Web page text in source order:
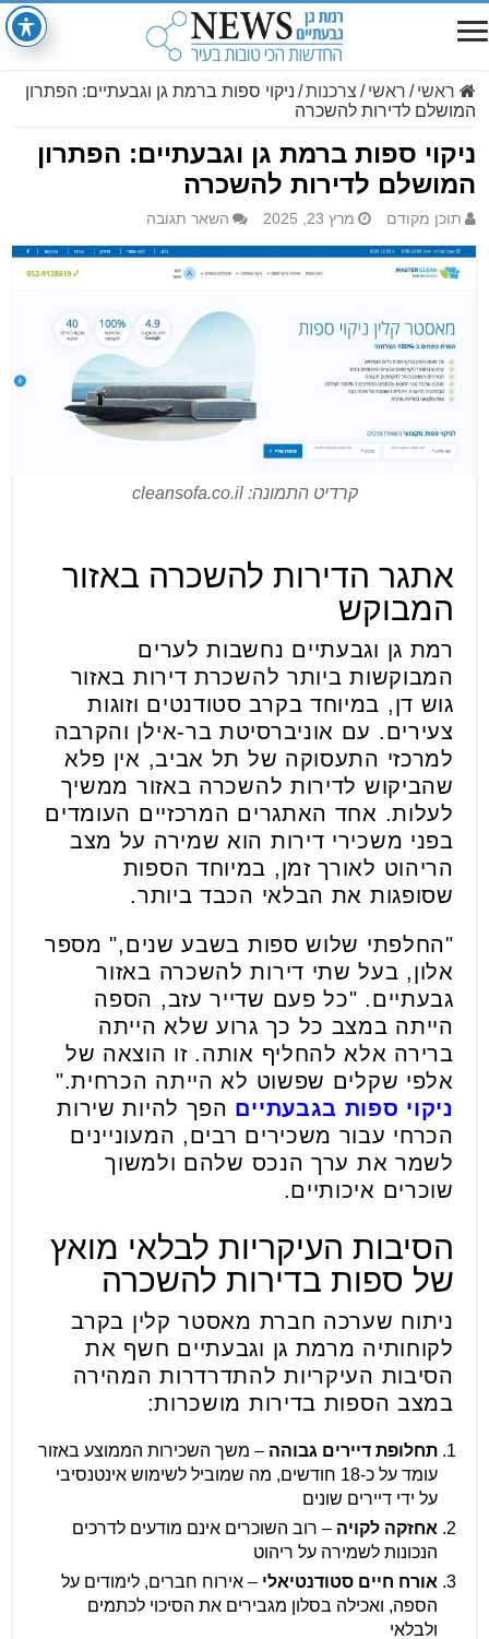
ראשי / ראשי / צרכנות/ ניקוי ספות ברמת גן וגבעתיים: הפתרון
המושלם לדירות להשכרה
ניקוי ספות ברמת גן וגבעתיים: הפתרון
המושלם לדירות להשכרה
תוכן מקודם מרץ 23, 2025 השאר תגובה
קרדיט התמונה: cleansofa.co.il
אתגר הדירות להשכרה באזור
המבוקש
רמת גן וגבעתיים נחשבות לערים
המבוקשות ביותר להשכרת דירות באזור
גוש דן, במיוחד בקרב סטודנטים וזוגות
צעירים. עם אוניברסיטת בר-אילן והקרבה
למרכזי התעסוקה של תל אביב, אין פלא
שהביקוש לדירות להשכרה באזור ממשיך
לעלות. אחד האתגרים המרכזיים העומדים
בפני משכירי דירות הוא שמירה על מצב
הריהוט לאורך זמן, במיוחד הספות
שסופגות את הבלאי הכבד ביותר.
"החלפתי שלוש ספות בשבע שנים," מספר
אלון, בעל שתי דירות להשכרה באזור
גבעתיים. "כל פעם שדייר עזב, הספה
הייתה במצב כל כך גרוע שלא הייתה
ברירה אלא להחליף אותה. זו הוצאה של
אלפי שקלים שפשוט לא הייתה הכרחית."
ניקוי ספות בגבעתיים הפך להיות שירות
הכרחי עבור משכירים רבים, המעוניינים
לשמר את ערך הנכס שלהם ולמשוך
שוכרים איכותיים.
הסיבות העיקריות לבלאי מואץ
של ספות בדירות להשכרה
ניתוח שערכה חברת מאסטר קלין בקרב
לקוחותיה מרמת גן וגבעתיים חשף את
הסיבות העיקריות להתדרדרות המהירה
במצב הספות בדירות מושכרות:
תחלופת דיירים גבוהה – משך השכירות הממוצע באזור
עומד על כ-18 חודשים, מה שמוביל לשימוש אינטנסיבי
על ידי דיירים שונים
אחזקה לקויה – רוב השוכרים אינם מודעים לדרכים
הנכונות לשמירה על ריהוט
אורח חיים סטודנטיאלי – אירוח חברים, לימודים על
הספה, ואכילה בסלון מגבירים את הסיכוי לכתמים
ולבלאי